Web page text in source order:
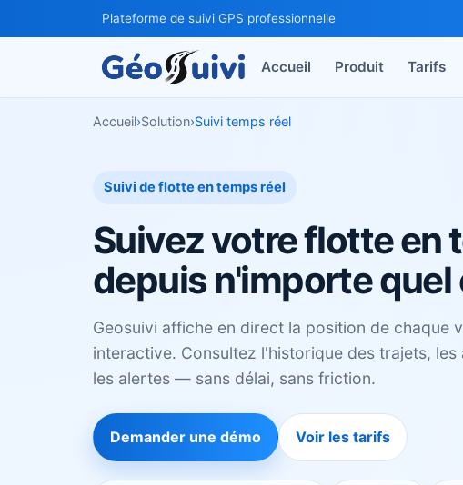
Plateforme de suivi GPS professionnelle
Accueil Produit Tarifs
Accueil›Solution›Suivi temps réel
Suivi de flotte en temps réel
Suivez votre flotte en
depuis n'importe quel
Geosuivi affiche en direct la position de chaque
interactive. Consultez l'historique des trajets, les
les alertes — sans délai, sans friction.
Demander une démo Voir les tarifs